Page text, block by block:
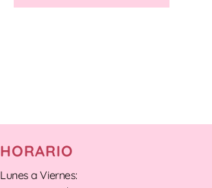
HORARIO
Lunes a Viernes: